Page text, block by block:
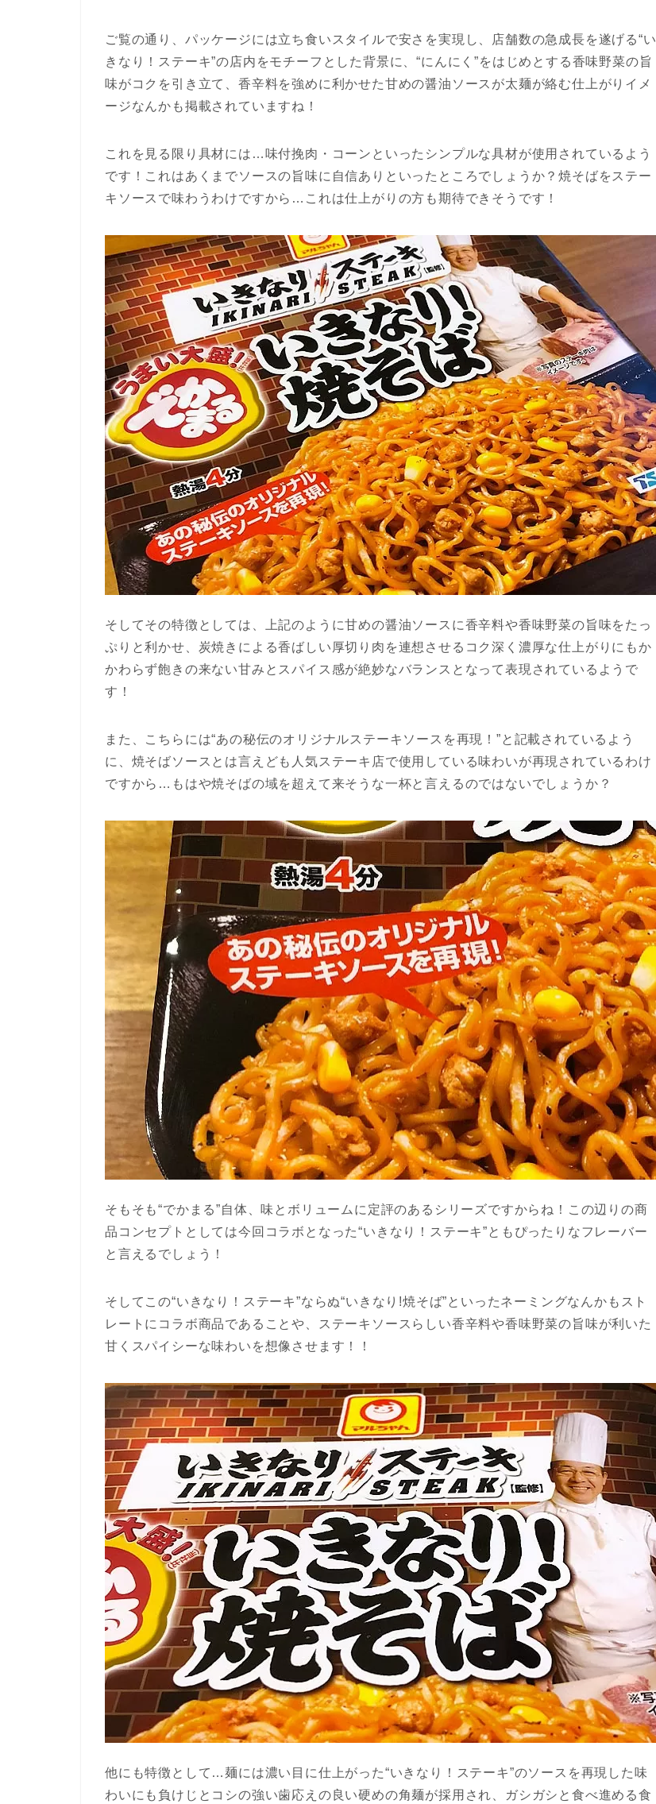
ご覧の通り、パッケージには立ち食いスタイルで安さを実現し、店舗数の急成長を遂げる“い
きなり！ステーキ”の店内をモチーフとした背景に、“にんにく”をはじめとする香味野菜の旨
味がコクを引き立て、香辛料を強めに利かせた甘めの醤油ソースが太麺が絡む仕上がりイメ
ージなんかも掲載されていますね！
これを見る限り具材には…味付挽肉・コーンといったシンプルな具材が使用されているよう
です！これはあくまでソースの旨味に自信ありといったところでしょうか？焼そばをステー
キソースで味わうわけですから…これは仕上がりの方も期待できそうです！
そしてその特徴としては、上記のように甘めの醤油ソースに香辛料や香味野菜の旨味をたっ
ぷりと利かせ、炭焼きによる香ばしい厚切り肉を連想させるコク深く濃厚な仕上がりにもか
かわらず飽きの来ない甘みとスパイス感が絶妙なバランスとなって表現されているようで
す！
また、こちらには“あの秘伝のオリジナルステーキソースを再現！”と記載されているよう
に、焼そばソースとは言えども人気ステーキ店で使用している味わいが再現されているわけ
ですから…もはや焼そばの域を超えて来そうな一杯と言えるのではないでしょうか？
そもそも“でかまる”自体、味とボリュームに定評のあるシリーズですからね！この辺りの商
品コンセプトとしては今回コラボとなった“いきなり！ステーキ”ともぴったりなフレーバー
と言えるでしょう！
そしてこの“いきなり！ステーキ”ならぬ“いきなり!焼そば”といったネーミングなんかもスト
レートにコラボ商品であることや、ステーキソースらしい香辛料や香味野菜の旨味が利いた
甘くスパイシーな味わいを想像させます！！
他にも特徴として…麺には濃い目に仕上がった“いきなり！ステーキ”のソースを再現した味
わいにも負けじとコシの強い歯応えの良い硬めの角麺が採用され、ガシガシと食べ進める食